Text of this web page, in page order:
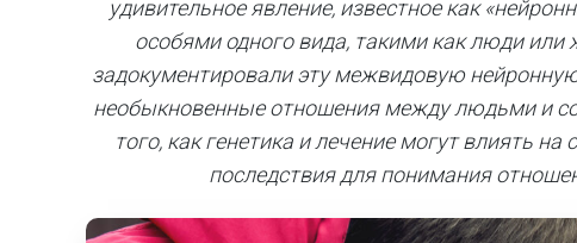
удивительное явление, известное как
особями одного вида, такими как люди
задокументировали эту межвидовую
необыкновенные отношения между людьми и
того, как генетика и лечение могут влиять
последствия для понимания